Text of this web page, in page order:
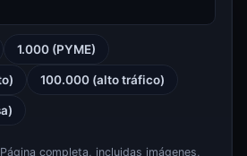
1.000 (PYME)
100.000 (alto tráfico)
Página completa, incluidas imágenes,